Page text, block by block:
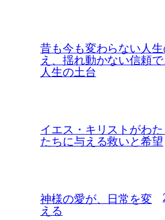
昔も今も変わらない人
え、揺れ動かない信頼
人生の土台
イエス・キリストがわた
たちに与える救いと希望
神様の愛が、日常を変
える